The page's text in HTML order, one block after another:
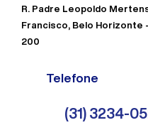
R. Padre Leopoldo
Francisco, Belo Horizonte
200
Telefone
(31) 3234-